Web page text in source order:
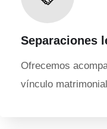
Separaciones
Ofrecemos
vínculo